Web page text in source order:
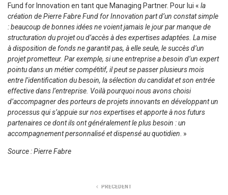
Fund for Innovation en tant que Managing Partner. Pour lui « la
création de Pierre Fabre Fund for Innovation part d’un constat simple
: beaucoup de bonnes idées ne voient jamais le jour par manque de
structuration du projet ou d’accès à des expertises adaptées. La mise
à disposition de fonds ne garantit pas, à elle seule, le succès d’un
projet prometteur. Par exemple, si une entreprise a besoin d’un expert
pointu dans un métier compétitif, il peut se passer plusieurs mois
entre l’identification du besoin, la sélection du candidat et son entrée
effective dans l’entreprise. Voilà pourquoi nous avons choisi
d’accompagner des porteurs de projets innovants en développant un
processus qui s’appuie sur nos expertises et apporte à nos futurs
partenaires ce dont ils ont généralement le plus besoin : un
accompagnement personnalisé et dispensé au quotidien . »
Source : Pierre Fabre
PRÉCÉDENT